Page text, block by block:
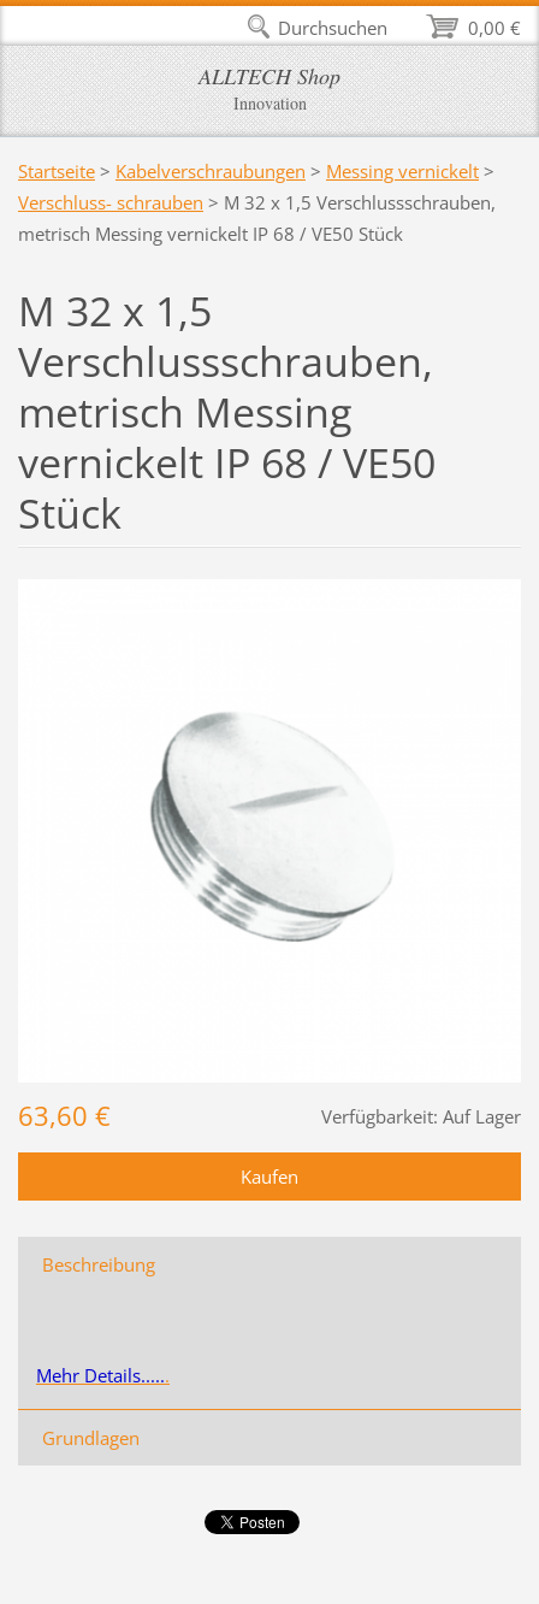
ALLTECH Shop
Innovation
Startseite > Kabelverschraubungen > Messing vernickelt >
Verschluss- schrauben > M 32 x 1,5 Verschlussschrauben,
metrisch Messing vernickelt IP 68 / VE50 Stück
M 32 x 1,5
Verschlussschrauben,
metrisch Messing
vernickelt IP 68 / VE50
Stück
Verfügbarkeit: Auf Lager
63,60 €
Beschreibung
Mehr Details......
Grundlagen
0,00 €
Durchsuchen